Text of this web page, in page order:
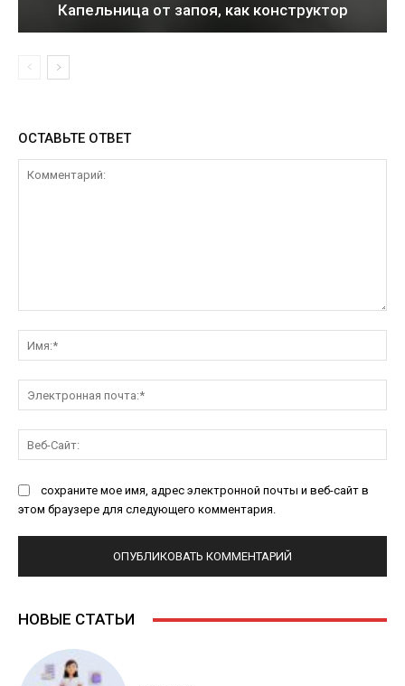
Капельница от запоя, как конструктор
ОСТАВЬТЕ ОТВЕТ
сохраните мое имя, адрес электронной почты и веб-сайт в
этом браузере для следующего комментария.
НОВЫЕ СТАТЬИ